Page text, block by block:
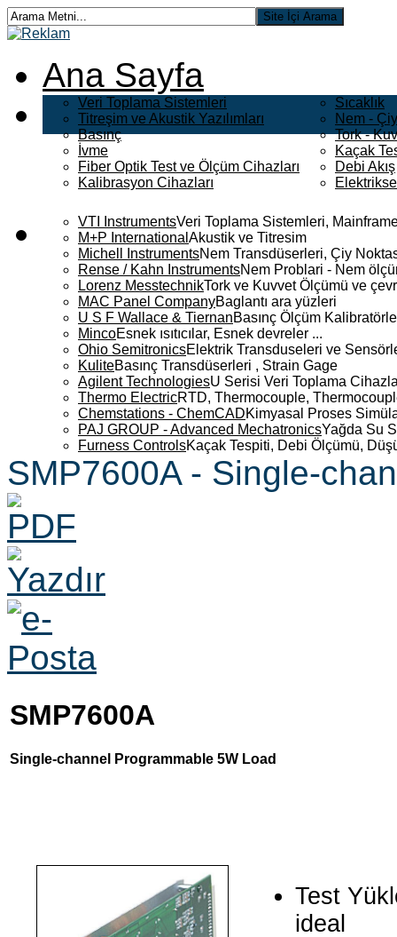
Ana Sayfa
Veri Toplama Sistemleri
Titreşim ve Akustik Yazılımları
Basınç
İvme
Fiber Optik Test ve Ölçüm Cihazları
Kalibrasyon Cihazları
Sıcaklık
Nem -
Tork -
Kaçak
Debi Akış
VTI InstrumentsVeri Toplama Sistemleri,
M+P International Akustik ve Titresim
Michell InstrumentsNem Transdüserleri, Çiy
Rense / Kahn InstrumentsNem Problari - Nem
Lorenz MesstechnikTork ve Kuvvet Ölçümü ve
MAC Panel CompanyBaglantı ara yüzleri
U S F Wallace & TiernanBasınç Ölçüm
MincoEsnek ısıtıcılar, Esnek devreler ...
Ohio SemitronicsElektrik Transduseleri ve
KuliteBasınç Transdüserleri , Strain Gage
Agilent TechnologiesU Serisi Veri Toplama
Thermo ElectricRTD, Thermocouple,
Chemstations - ChemCADKimyasal Proses
PAJ GROUP - Advanced MechatronicsYağda Su
Furness ControlsKaçak Tespiti, Debi Ölçümü,
SMP7600A - Single-
SMP7600A
Single-channel Programmable 5W Load
Test
ideal